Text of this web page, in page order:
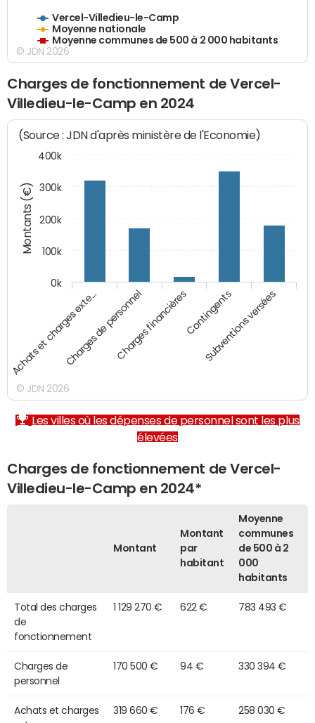
Vercel-Villedieu-le-Camp
Moyenne nationale
Moyenne communes de 500 à 2 000 habitants
© JDN 2026
Charges de fonctionnement de Vercel-
Villedieu-le-Camp en 2024
Montants (€)
(Source : JDN d'après ministère de l'Economie)
Achats et charges exte…Charges de personnelCharges financièresContingents
Subventions versées
0k
100k
200k
300k
400k
© JDN 2026
Les villes où les dépenses de personnel sont les plus
élevées
Charges de fonctionnement de Vercel-
Villedieu-le-Camp en 2024*
Montant
Montant
par
habitant
Moyenne
communes
de 500 à 2
000
habitants
Total des charges
de
fonctionnement
1 129 270 € 622 € 783 493 €
Charges de
personnel
170 500 € 94 € 330 394 €
Achats et charges
319 660 € 176 € 258 030 €